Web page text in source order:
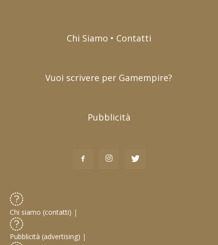
Chi Siamo • Contatti
Vuoi scrivere per Gamempire?
Pubblicità
Chi siamo (contatti) |
Pubblicità (advertising) |